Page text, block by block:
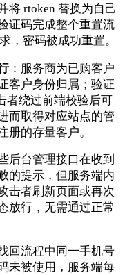
将 rtoken 替换为自己
证码完成整个重置流
，密码被成功重置。
：服务商为已购客户
客户身份归属；验证
者绕过前端校验后可
而取得对应站点的管
册的存量客户。
后台管理接口在收到
的提示，但服务端内
击者刷新页面或再次
放行，无需通过正常
回流程中同一手机号
未被使用，服务端每